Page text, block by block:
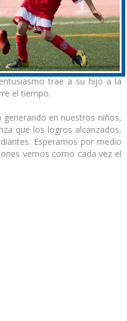
trae a su hijo a la
el tiempo.
en nuestros niños,
que los logros alcanzados,
Esperamos por medio
vemos como cada vez el